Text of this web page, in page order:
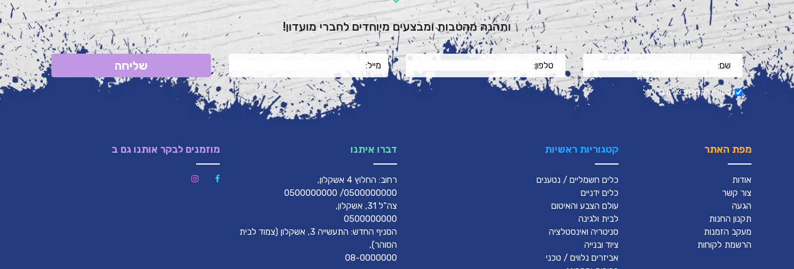
ותהנה מהטבות ומבצעים מיוחדים לחברי מועדון!
שליחה
מעוניין לקבל מבצעים בדוא"ל
מפת האתר
אודות
צור קשר
הגעה
תקנון החנות
מעקב הזמנות
הרשמת לקוחות
קטגוריות ראשיות
כלים חשמליים / נטענים
כלים ידניים
עולם הצבע והאיטום
לבית ולגינה
סניטריה ואינסטלציה
ציוד ובנייה
אביזרים נלווים / טכני
דברו איתנו
רחוב: החלוץ 4 אשקלון,
0500000000/ 0500000000
צה"ל 31, אשקלון,
0500000000
הסניף החדש: התעשייה 3, אשקלון (צמוד לבית
הסוהר),
08-0000000
מוזמנים לבקר אותנו גם ב